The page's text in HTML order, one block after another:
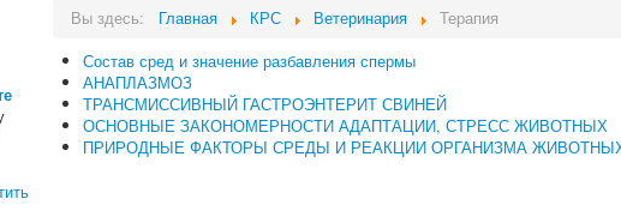
Вы здесь: Главная КРС Ветеринария
Терапия
Состав сред и значение разбавления спермы
АНАПЛАЗМОЗ
ТРАНСМИССИВНЫЙ ГАСТРОЭНТЕРИТ СВИНЕЙ
ОСНОВНЫЕ ЗАКОНОМЕРНОСТИ АДАПТАЦИИ, СТРЕСС ЖИВОТНЫХ
ПРИРОДНЫЕ ФАКТОРЫ СРЕДЫ И РЕАКЦИИ ОРГАНИЗМА